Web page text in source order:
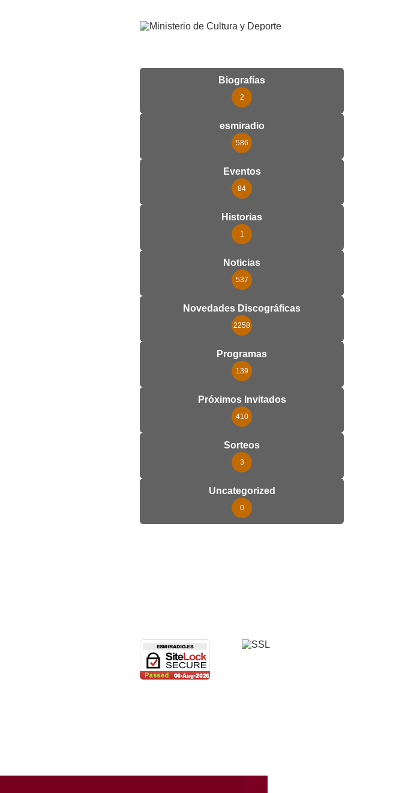
Biografías
2
esmiradio
586
Eventos
84
Historias
1
Noticias
537
Novedades Discográficas
2258
Programas
139
Próximos Invitados
410
Sorteos
3
Uncategorized
0